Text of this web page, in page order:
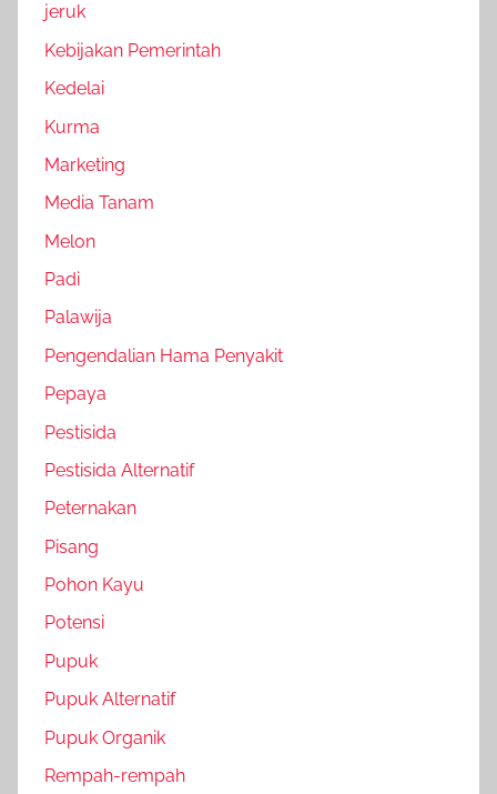
jeruk
Kebijakan Pemerintah
Kedelai
Kurma
Marketing
Media Tanam
Melon
Padi
Palawija
Pengendalian Hama Penyakit
Pepaya
Pestisida
Pestisida Alternatif
Peternakan
Pisang
Pohon Kayu
Potensi
Pupuk
Pupuk Alternatif
Pupuk Organik
Rempah-rempah